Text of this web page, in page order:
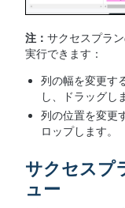
注： サクセスプラ
実行できます：
列の幅を変更す
し、ドラッグし
列の位置を変更
ロップします。
サクセスプ
ュー